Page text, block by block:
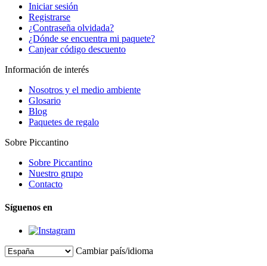
Iniciar sesión
Registrarse
¿Contraseña olvidada?
¿Dónde se encuentra mi paquete?
Canjear código descuento
Información de interés
Nosotros y el medio ambiente
Glosario
Blog
Paquetes de regalo
Sobre Piccantino
Sobre Piccantino
Nuestro grupo
Contacto
Síguenos en
Cambiar país/idioma